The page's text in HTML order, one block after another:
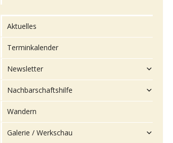
Aktuelles
Terminkalender
Newsletter
Nachbarschaftshilfe
Wandern
Galerie / Werkschau